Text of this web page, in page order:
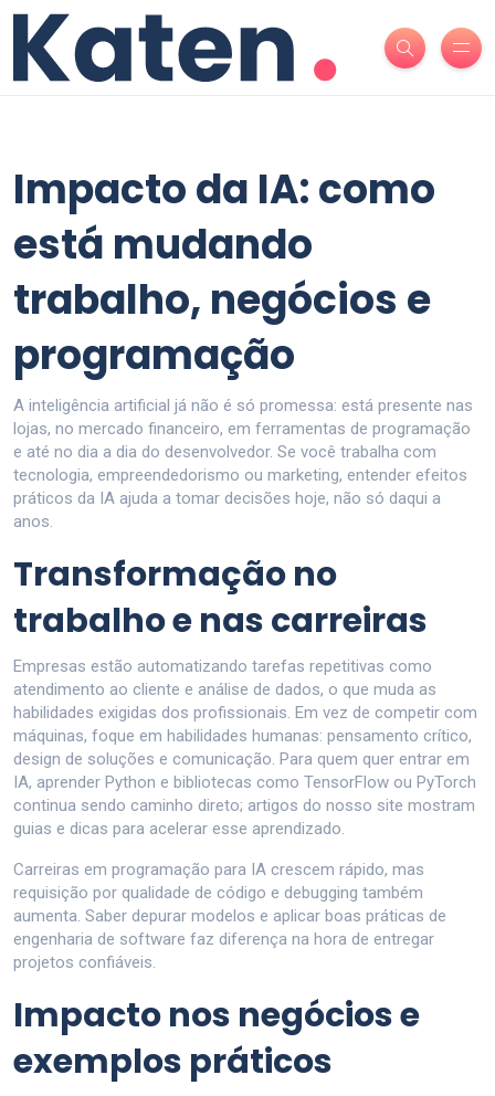
Impacto da IA: como
está mudando
trabalho, negócios e
programação
A inteligência artificial já não é só promessa: está presente nas
lojas, no mercado financeiro, em ferramentas de programação
e até no dia a dia do desenvolvedor. Se você trabalha com
tecnologia, empreendedorismo ou marketing, entender efeitos
práticos da IA ajuda a tomar decisões hoje, não só daqui a
anos.
Transformação no
trabalho e nas carreiras
Empresas estão automatizando tarefas repetitivas como
atendimento ao cliente e análise de dados, o que muda as
habilidades exigidas dos profissionais. Em vez de competir com
máquinas, foque em habilidades humanas: pensamento crítico,
design de soluções e comunicação. Para quem quer entrar em
IA, aprender Python e bibliotecas como TensorFlow ou PyTorch
continua sendo caminho direto; artigos do nosso site mostram
guias e dicas para acelerar esse aprendizado.
Carreiras em programação para IA crescem rápido, mas
requisição por qualidade de código e debugging também
aumenta. Saber depurar modelos e aplicar boas práticas de
engenharia de software faz diferença na hora de entregar
projetos confiáveis.
Impacto nos negócios e
exemplos práticos